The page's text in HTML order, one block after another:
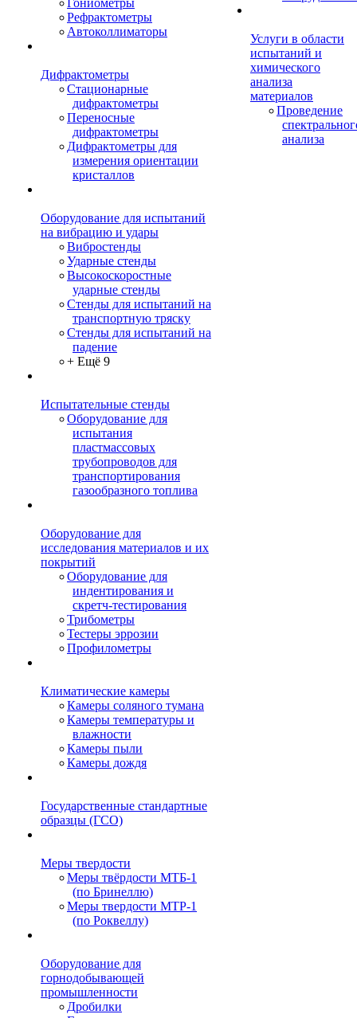
Гониометры
Рефрактометры
Автоколлиматоры
Дифрактометры
Стационарные
дифрактометры
Переносные
дифрактометры
Дифрактометры для
измерения ориентации
кристаллов
Оборудование для испытаний
на вибрацию и удары
Вибростенды
Ударные стенды
Высокоскоростные
ударные стенды
Стенды для испытаний на
транспортную тряску
Стенды для испытаний на
падение
+ Ещё 9
Испытательные стенды
Оборудование для
испытания
пластмассовых
трубопроводов для
транспортирования
газообразного топлива
Оборудование для
исследования материалов и их
покрытий
Оборудование для
индентирования и
скретч-тестирования
Трибометры
Тестеры эррозии
Профилометры
Климатические камеры
Камеры соляного тумана
Камеры температуры и
влажности
Камеры пыли
Камеры дождя
Государственные стандартные
образцы (ГСО)
Меры твердости
Меры твёрдости МТБ-1
(по Бринеллю)
Меры твердости МТР-1
(по Роквеллу)
Оборудование для
горнодобывающей
промышленности
Дробилки
Услуги в области
испытаний и
химического
анализа
материалов
Проведение
анализа